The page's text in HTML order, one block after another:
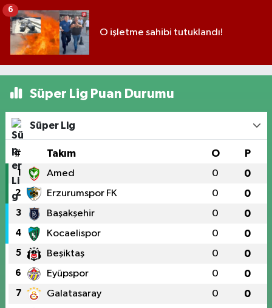
O işletme sahibi tutuklandı!
6
Süper Lig Puan Durumu
Süper Lig
# Takım O P
1 Amed 0 0
2 Erzurumspor FK 0 0
3 Başakşehir 0 0
4 Kocaelispor 0 0
5 Beşiktaş 0 0
6 Eyüpspor 0 0
7 Galatasaray 0 0